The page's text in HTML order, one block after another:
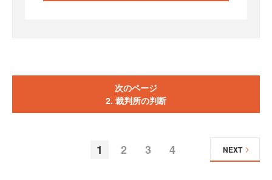
次のページ
2. 裁判所の判断
1 2 3 4 NEXT